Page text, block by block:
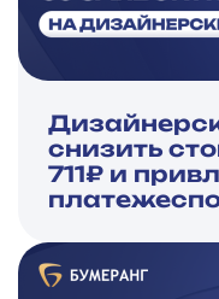
снизить
711₽ и